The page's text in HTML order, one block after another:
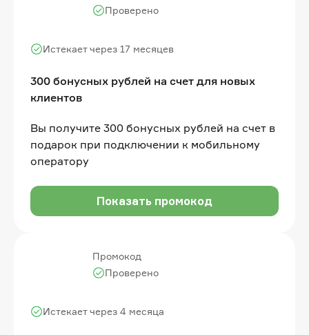
300 бонусных рублей на счет для новых
клиентов
Истекает через 17 месяцев
Проверено
Вы получите 300 бонусных рублей на счет в
подарок при подключении к мобильному
оператору
Показать промокод
Промокод
Истекает через 4 месяца
Проверено